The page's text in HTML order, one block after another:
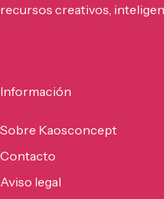
recursos creativos,
Información
Sobre Kaosconcept
Contacto
Aviso legal